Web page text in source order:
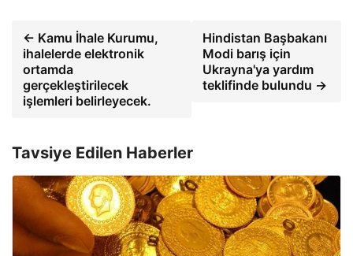
← Kamu İhale Kurumu,
ihalelerde elektronik
ortamda
gerçekleştirilecek
işlemleri belirleyecek.
Hindistan Başbakanı
Modi barış için
Ukrayna'ya yardım
teklifinde bulundu →
Tavsiye Edilen Haberler